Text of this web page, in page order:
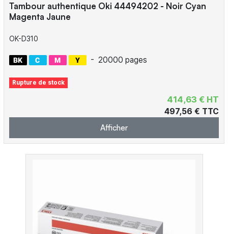
Tambour authentique Oki 44494202 - Noir Cyan
Magenta Jaune
OK-D310
- 20000 pages
Rupture de stock
414,63 € HT
497,56 € TTC
Afficher